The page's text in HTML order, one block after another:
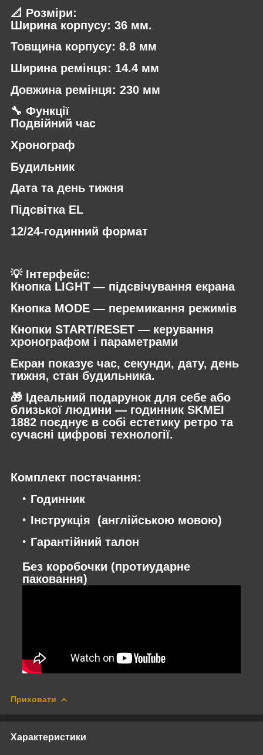
📐 Розміри:
Ширина корпусу: 36 мм.
Товщина корпусу: 8.8 мм
Ширина ремінця: 14.4 мм
Довжина ремінця: 230 мм
🔧 Функції
Подвійний час
Хронограф
Будильник
Дата та день тижня
Підсвітка EL
12/24-годинний формат
💡 Інтерфейс:
Кнопка LIGHT — підсвічування екрана
Кнопка MODE — перемикання режимів
Кнопки START/RESET — керування
хронографом і параметрами
Екран показує час, секунди, дату, день
тижня, стан будильника.
🎁 Ідеальний подарунок для себе або
близької людини — годинник SKMEI
1882 поєднує в собі естетику ретро та
сучасні цифрові технології.
Комплект постачання:
Годинник
Інструкція (англійською мовою)
Гарантійний талон
Без коробочки (протиударне
паковання)
Приховати
Характеристики